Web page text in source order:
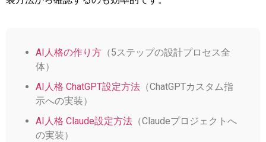
AI人格の作り方 （5ステップの設計プロセス全
体）
AI人格 ChatGPT設定方法 （ChatGPTカスタム指
示への実装）
AI人格 Claude設定方法 （Claudeプロジェクトへ
の実装）